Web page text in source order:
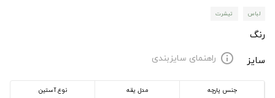
لباس تیشرت
رنگ
سایز
info راهنمای سایزبندی
جنس پارچه مدل یقه نوع آستین